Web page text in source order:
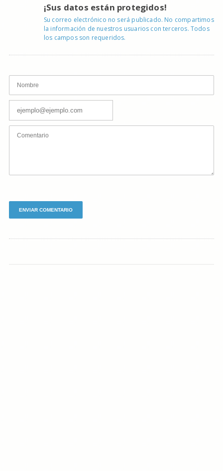
¡Sus datos están protegidos!
Su correo electrónico no será publicado. No compartimos
la información de nuestros usuarios con terceros. Todos
los campos son requeridos.